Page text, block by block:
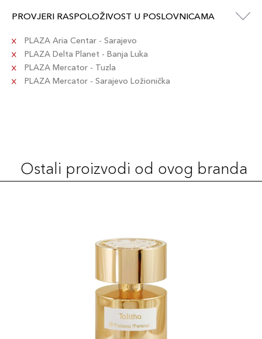
PROVJERI RASPOLOŽIVOST U POSLOVNICAMA
PLAZA Aria Centar - Sarajevo
PLAZA Delta Planet - Banja Luka
PLAZA Mercator - Tuzla
PLAZA Mercator - Sarajevo Ložionička
Ostali proizvodi od ovog branda